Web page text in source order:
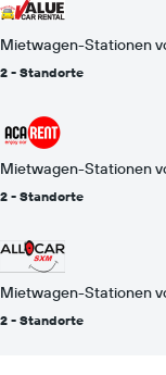
Mietwagen-Stationen
2 - Standorte
Mietwagen-Stationen
2 - Standorte
Mietwagen-Stationen
2 - Standorte